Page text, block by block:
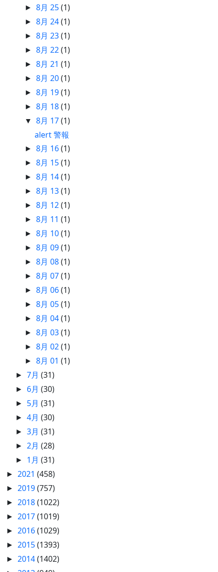
►8月 25(1)
►8月 24(1)
►8月 23(1)
►8月 22(1)
►8月 21(1)
►8月 20(1)
►8月 19(1)
►8月 18(1)
▼8月 17(1)
alert 警報
►8月 16(1)
►8月 15(1)
►8月 14(1)
►8月 13(1)
►8月 12(1)
►8月 11(1)
►8月 10(1)
►8月 09(1)
►8月 08(1)
►8月 07(1)
►8月 06(1)
►8月 05(1)
►8月 04(1)
►8月 03(1)
►8月 02(1)
►8月 01(1)
►7月(31)
► 6月(30)
► 5月(31)
►4月(30)
►3月(31)
► 2月(28)
► 1月(31)
► 2021 (458)
► 2019(757)
► 2018(1022)
► 2017(1019)
► 2016(1029)
► 2015(1393)
► 2014(1402)